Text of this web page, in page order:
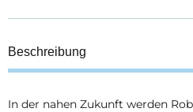
Beschreibung
In der nahen Zukunft werden